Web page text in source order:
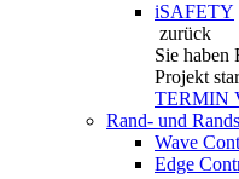
iSAFETY
zurück
Sie haben
Projekt
TERMIN
Rand- und
Wave
Edge